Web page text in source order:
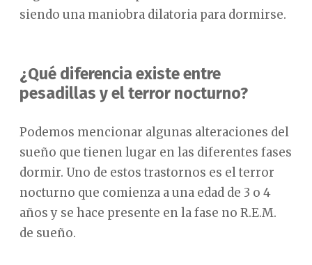
siendo una maniobra dilatoria para dormirse.
¿Qué diferencia existe entre
pesadillas y el terror nocturno?
Podemos mencionar algunas alteraciones del
sueño que tienen lugar en las diferentes fases
dormir. Uno de estos trastornos es el terror
nocturno que comienza a una edad de 3 o 4
años y se hace presente en la fase no R.E.M.
de sueño.